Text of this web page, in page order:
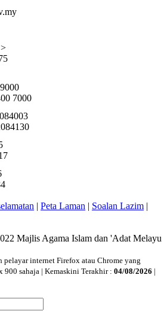
| Peta Laman | Soalan Lazim |
Majlis Agama Islam dan 'Adat Melayu
pelayar internet Firefox atau Chrome yang
sahaja | Kemaskini Terakhir : 04/08/2026 |